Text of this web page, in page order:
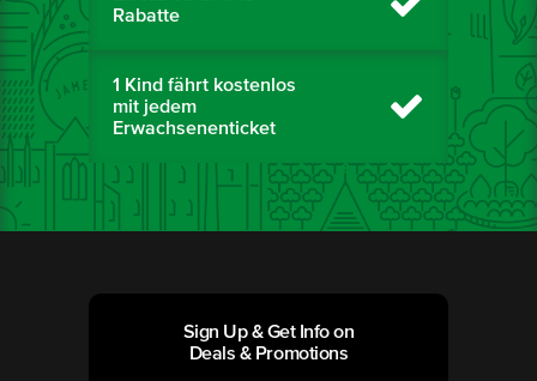
Rabatte
1 Kind fährt kostenlos
mit jedem
Erwachsenenticket
Sign Up & Get Info on
Deals & Promotions